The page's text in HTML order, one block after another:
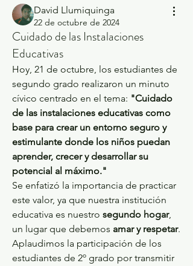
David Llumiquinga
22 de octubre de 2024
Cuidado de las Instalaciones
Educativas
Hoy, 21 de octubre, los estudiantes de
segundo grado realizaron un minuto
cívico centrado en el tema: "Cuidado
de las instalaciones educativas como
base para crear un entorno seguro y
estimulante donde los niños puedan
aprender, crecer y desarrollar su
potencial al máximo."
Se enfatizó la importancia de practicar
este valor, ya que nuestra institución
educativa es nuestro segundo hogar,
un lugar que debemos amar y respetar.
Aplaudimos la participación de los
estudiantes de 2º grado por transmitir